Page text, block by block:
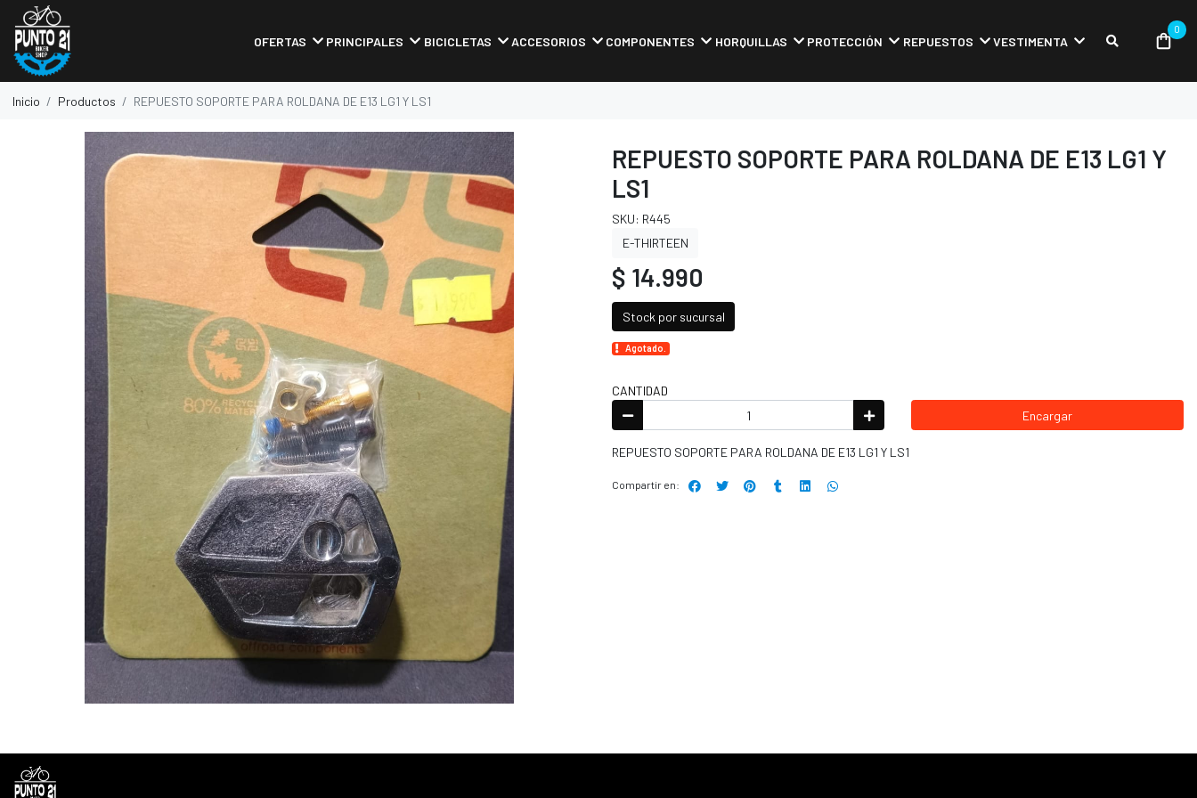
OFERTAS PRINCIPALES BICICLETAS ACCESORIOS COMPONENTES HORQUILLAS PROTECCIÓN REPUESTOS VESTIMENTA
0
Inicio Productos REPUESTO SOPORTE PARA ROLDANA DE E13 LG1 Y LS1
REPUESTO SOPORTE PARA ROLDANA DE E13 LG1 Y
LS1
SKU: R445
E-THIRTEEN
$ 14.990
Stock por sucursal
Agotado.
CANTIDAD
Encargar
REPUESTO SOPORTE PARA ROLDANA DE E13 LG1 Y LS1
Compartir en: